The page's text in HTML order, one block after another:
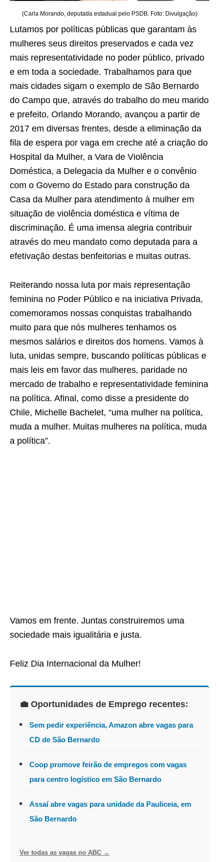
(Carla Morando, deputada estadual pelo PSDB. Foto: Divulgação)
Lutamos por políticas públicas que garantam às
mulheres seus direitos preservados e cada vez
mais representatividade no poder público, privado
e em toda a sociedade. Trabalhamos para que
mais cidades sigam o exemplo de São Bernardo
do Campo que, através do trabalho do meu marido
e prefeito, Orlando Morando, avançou a partir de
2017 em diversas frentes, desde a eliminação da
fila de espera por vaga em creche até a criação do
Hospital da Mulher, a Vara de Violência
Doméstica, a Delegacia da Mulher e o convênio
com o Governo do Estado para construção da
Casa da Mulher para atendimento à mulher em
situação de violência doméstica e vítima de
discriminação. É uma imensa alegria contribuir
através do meu mandato como deputada para a
efetivação destas benfeitorias e muitas outras.
Reiterando nossa luta por mais representação
feminina no Poder Público e na iniciativa Privada,
comemoramos nossas conquistas trabalhando
muito para que nós mulheres tenhamos os
mesmos salários e direitos dos homens. Vamos à
luta, unidas sempre, buscando políticas públicas e
mais leis em favor das mulheres, paridade no
mercado de trabalho e representatividade feminina
na política. Afinal, como disse a presidente do
Chile, Michelle Bachelet, “uma mulher na política,
muda a mulher. Muitas mulheres na política, muda
a política”.
Vamos em frente. Juntas construiremos uma
sociedade mais igualitária e justa.
Feliz Dia Internacional da Mulher!
💼 Oportunidades de Emprego recentes:
Sem pedir experiência, Amazon abre vagas para
CD de São Bernardo
Coop promove feirão de empregos com vagas
para centro logístico em São Bernardo
Assaí abre vagas para unidade da Pauliceia, em
São Bernardo
Ver todas as vagas no ABC →